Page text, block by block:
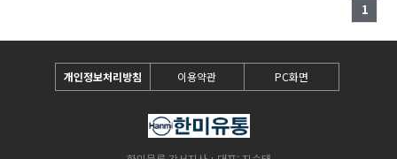
1
개인정보처리방침 이용약관 PC화면